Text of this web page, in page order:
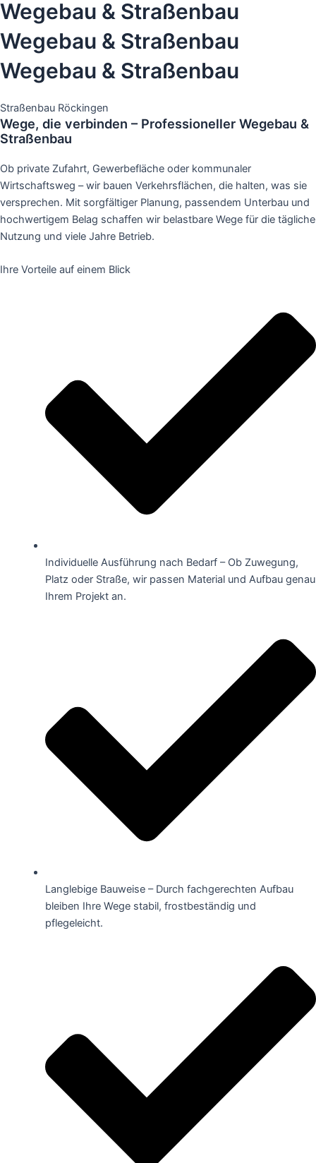
Wegebau & Straßenbau
Wegebau & Straßenbau
Wegebau & Straßenbau
Straßenbau Röckingen
Wege, die verbinden – Professioneller Wegebau &
Straßenbau
Ob private Zufahrt, Gewerbefläche oder kommunaler
Wirtschaftsweg – wir bauen Verkehrsflächen, die halten, was sie
versprechen. Mit sorgfältiger Planung, passendem Unterbau und
hochwertigem Belag schaffen wir belastbare Wege für die tägliche
Nutzung und viele Jahre Betrieb.
Ihre Vorteile auf einem Blick
Individuelle Ausführung nach Bedarf – Ob Zuwegung,
Platz oder Straße, wir passen Material und Aufbau genau
Ihrem Projekt an.
Langlebige Bauweise – Durch fachgerechten Aufbau
bleiben Ihre Wege stabil, frostbeständig und
pflegeleicht.